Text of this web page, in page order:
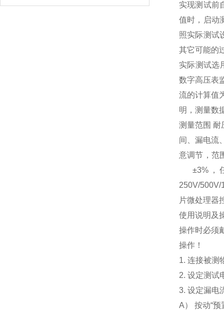
实现测试前
值时，启动
照实际测试
其它可能的
实际测试选
数字高压表
流的计算值
明，测量数
测量范围
间、漏电流
意调节，范
±3%，
250V/500V/
片微处理器
使用说明及
操作时必须
操作！
1. 连接被测
2. 设定测试
3. 设定漏电
A） 按动“预